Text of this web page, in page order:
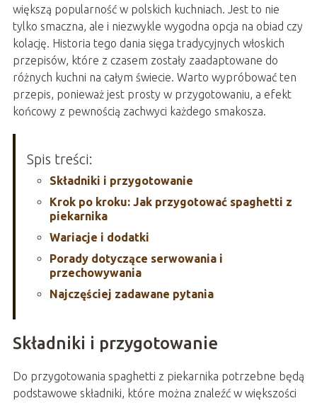
większą popularność w polskich kuchniach. Jest to nie
tylko smaczna, ale i niezwykle wygodna opcja na obiad czy
kolację. Historia tego dania sięga tradycyjnych włoskich
przepisów, które z czasem zostały zaadaptowane do
różnych kuchni na całym świecie. Warto wypróbować ten
przepis, ponieważ jest prosty w przygotowaniu, a efekt
końcowy z pewnością zachwyci każdego smakosza.
Spis treści:
Składniki i przygotowanie
Krok po kroku: Jak przygotować spaghetti z
piekarnika
Wariacje i dodatki
Porady dotyczące serwowania i
przechowywania
Najczęściej zadawane pytania
Składniki i przygotowanie
Do przygotowania spaghetti z piekarnika potrzebne będą
podstawowe składniki, które można znaleźć w większości